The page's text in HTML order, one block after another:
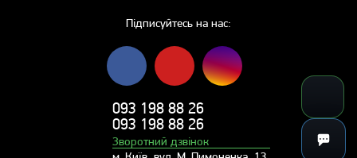
Підписуйтесь на нас:
093 198 88 26
093 198 88 26
Зворотний дзвінок